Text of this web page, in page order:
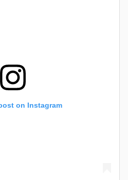
on Instagram